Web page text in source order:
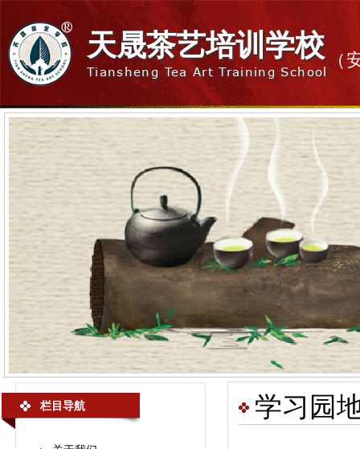
天晟茶艺培训学校
Tiansheng Tea Art Training School
（
栏目导航 学习园